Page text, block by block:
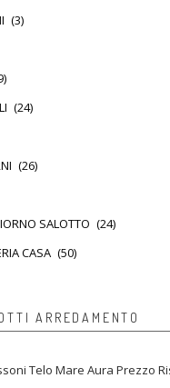
(3)
(24)
(26)
SALOTTO (24)
CASA (50)
ARREDAMENTO
Telo Mare Aura Prezzo